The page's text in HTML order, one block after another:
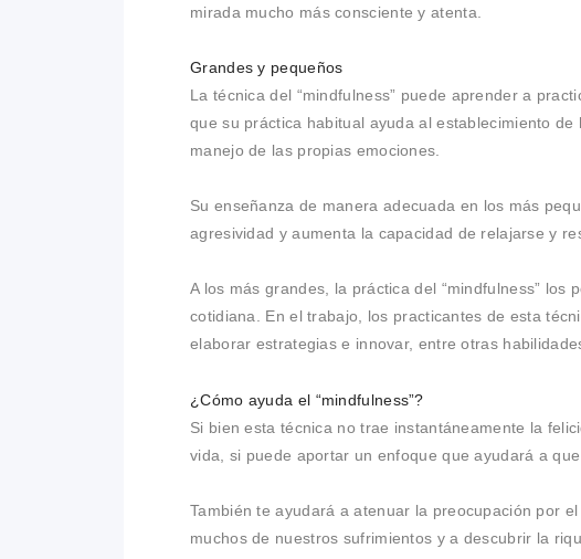
mirada mucho más consciente y atenta.
Grandes y pequeños
La técnica del “mindfulness” puede aprender a
que su práctica habitual ayuda al establecimiento
manejo de las propias emociones.
Su enseñanza de manera adecuada en los más
agresividad y aumenta la capacidad de relajarse y
A los más grandes, la práctica del “mindfulness”
cotidiana. En el trabajo, los practicantes de esta
elaborar estrategias e innovar, entre otras
¿Cómo ayuda el “mindfulness”?
Si bien esta técnica no trae instantáneamente la
vida, si puede aportar un enfoque que ayudará a
También te ayudará a atenuar la preocupación por
muchos de nuestros sufrimientos y a descubrir la